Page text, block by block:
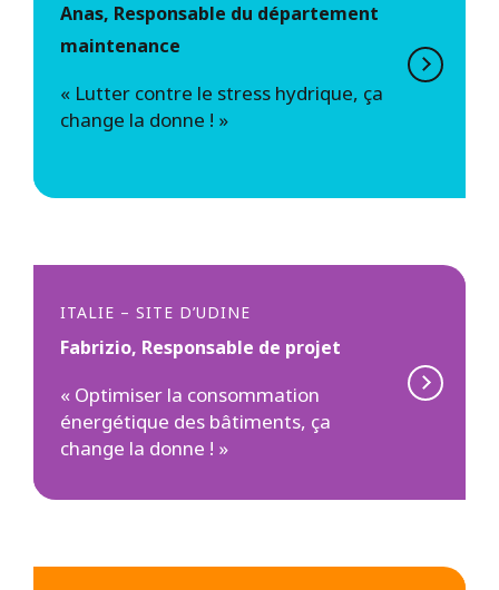
Anas, Responsable du département
maintenance
« Lutter contre le stress hydrique, ça
change la donne ! »
ITALIE – SITE D’UDINE
Fabrizio, Responsable de projet
« Optimiser la consommation
énergétique des bâtiments, ça
change la donne ! »